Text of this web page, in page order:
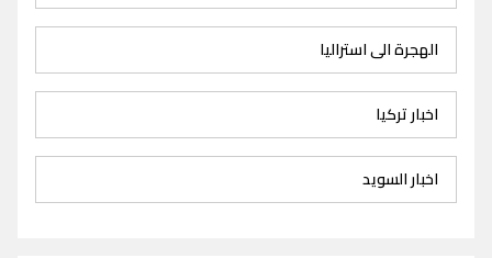
الهجرة الى استراليا
اخبار تركيا
اخبار السويد